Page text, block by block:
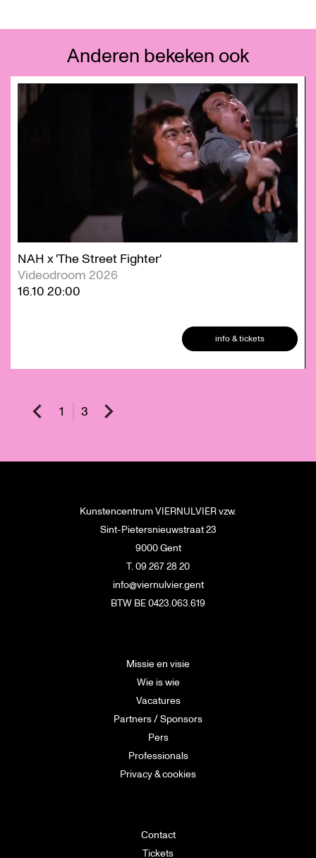
Anderen bekeken ook
Overslaan
NAH x 'The Street Fighter'
Videodroom 2026
16.10 20:00
info & tickets
1 3
Kunstencentrum VIERNULVIER vzw.
Sint-Pietersnieuwstraat 23
9000 Gent
T. 09 267 28 20
info@viernulvier.gent
BTW BE 0423.063.619
Missie en visie
Wie is wie
Vacatures
Partners / Sponsors
Pers
Professionals
Privacy & cookies
Contact
Tickets